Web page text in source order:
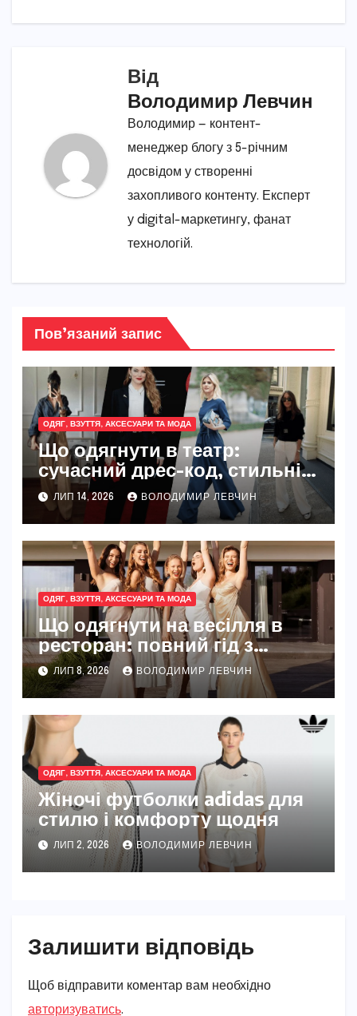
Від
Володимир Левчин
Володимир — контент-
менеджер блогу з 5-річним
досвідом у створенні
захопливого контенту. Експерт
у digital-маркетингу, фанат
технологій.
Пов’язаний запис
ОДЯГ, ВЗУТТЯ, АКСЕСУАРИ ТА МОДА
Що одягнути в театр:
сучасний дрес-код, стильні
образи та практичні поради
для будь-якої вистави
ЛИП 14, 2026 ВОЛОДИМИР ЛЕВЧИН
ОДЯГ, ВЗУТТЯ, АКСЕСУАРИ ТА МОДА
Що одягнути на весілля в
ресторан: повний гід з
урахуванням етикету,
трендів 2025–2026 та
практичних нюансів
ЛИП 8, 2026 ВОЛОДИМИР ЛЕВЧИН
ОДЯГ, ВЗУТТЯ, АКСЕСУАРИ ТА МОДА
Жіночі футболки adidas для
стилю і комфорту щодня
ЛИП 2, 2026 ВОЛОДИМИР ЛЕВЧИН
Залишити відповідь
Щоб відправити коментар вам необхідно
авторизуватись.